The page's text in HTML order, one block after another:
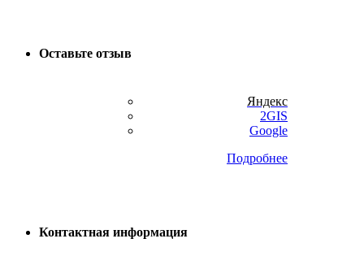
Оставьте отзыв
Яндекс
2GIS
Google
Подробнее
Контактная информация